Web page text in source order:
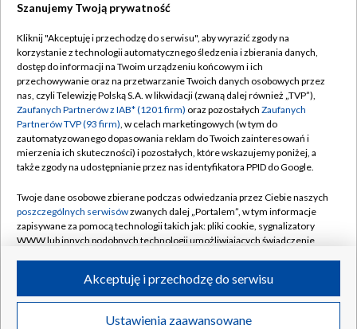
TVP
Abonament TVP
Emisja w TVP
Centrum informacji TVP
Naziemna Telewizja Cyfrowa
Rada Programowa
System NOS
Informacje o nadawcy
Program dla prasy
Regulamin TVP
Polityka prywatności
Moje zgody
Pomoc
Kontakt
Kanały
©2026 Telewizja Polska S.A. w likwidacji
Szanujemy Twoją prywatność
Kliknij "Akceptuję i przechodzę do serwisu", aby wyrazić zgody na
korzystanie z technologii automatycznego śledzenia i zbierania danych,
dostęp do informacji na Twoim urządzeniu końcowym i ich
przechowywanie oraz na przetwarzanie Twoich danych osobowych przez
nas, czyli Telewizję Polską S.A. w likwidacji (zwaną dalej również „TVP”),
Zaufanych Partnerów z IAB* (1201 firm) oraz pozostałych Zaufanych
Partnerów TVP (93 firm), w celach marketingowych (w tym do
zautomatyzowanego dopasowania reklam do Twoich zainteresowań i
mierzenia ich skuteczności) i pozostałych, które wskazujemy poniżej, a
także zgody na udostępnianie przez nas identyfikatora PPID do Google.
Twoje dane osobowe zbierane podczas odwiedzania przez Ciebie naszych
poszczególnych serwisówzwanych dalej „Portalem”, w tym informacje
zapisywane za pomocą technologii takich jak: pliki cookie, sygnalizatory
WWW lub innych podobnych technologii umożliwiających świadczenie
ruchu w Internecie.
Twoje dane osobowe zbierane podczas odwiedzania przez Ciebie
Ustawienia zaawansowane
Akceptuję i przechodzę do serwisu